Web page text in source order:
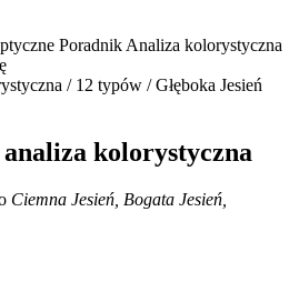
Poradnik Analiza kolorystyczna
/ 12 typów / Głęboka Jesień
kolorystyczna
Ciemna Jesień, Bogata Jesień,